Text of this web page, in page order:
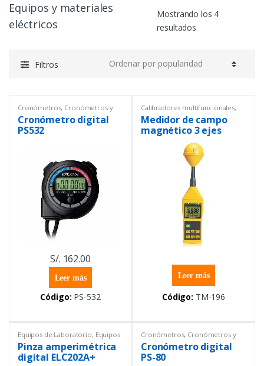
Equipos y materiales
eléctricos
Mostrando los 4
resultados
Filtros
Cronómetros, Cronómetros y
temporizadores Equipos de
Laboratorio,Equipos y
materiales eléctricos Productos
con certificado ISO 17025
Cronómetro digital
PS532
S/. 162.00
Leer más
Código: PS-532
Calibradores multifuncionales,
Equipos de Laboratorio
y materiales eléctricos
Medidor de campo
magnético 3 ejes
Leer más
Código: TM-196
Equipos de Laboratorio, Equipos
y materiales eléctricos ,Pinzas
amperimétricas
Pinza amperimétrica
digital ELC202A+
Cronómetros, Cronómetros y
temporizadores Equipos de
Laboratorio,Equipos y
materiales eléctricos Productos
con certificado ISO 17025
Cronómetro digital
PS-80